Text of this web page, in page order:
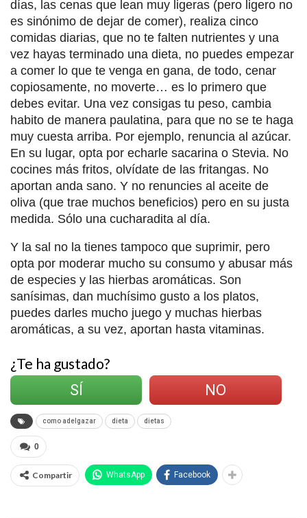
días, las cenas que lean muy ligeras (pero ligero no
es sinónimo de dejar de comer), realiza cinco
comidas diarias, que no te falten nutrientes y una
vez hayas terminado una dieta, no puedes empezar
a comer lo que te venga en gana, de todo, cenar
copiosamente, no moverte… es lo primero que
debes evitar. Una vez consigas tu peso, cambia
habito de manera paulatina, para que no se te haga
muy cuesta arriba. Por ejemplo, renuncia al azúcar.
En su lugar, opta por echarle sacarina o Stevia. No
cocines más fritos, olvídate de las fritangas. No
aportan anda sano. Y no renuncies al aceite de
oliva (que trae muchos beneficios) pero en su justa
medida. Sólo una cucharadita al día.
Y la sal no la tienes tampoco que suprimir, pero
opta por moderar mucho su consumo y abusar más
de especies y las hierbas aromáticas. Son
sanísimas, dan muchísimo gusto a los platos,
puedes darles mucho juego y muchas hierbas
aromáticas, a su vez, aportan hasta vitaminas.
¿Te ha gustado?
SÍ
NO
como adelgazar dieta dietas
0
Compartir WhatsApp Facebook